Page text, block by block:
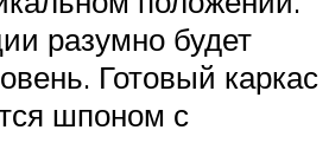
разумно будет
Готовый каркас
шпоном с